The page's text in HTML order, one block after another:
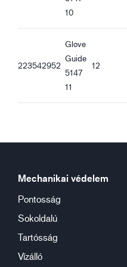
10
223542952
Glove
Guide
5147
11
12
Mechanikai védelem
Pontosság
Sokoldalú
Tartósság
Vízálló